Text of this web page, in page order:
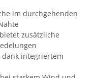
im durchgehenden
zusätzliche
dank integriertem